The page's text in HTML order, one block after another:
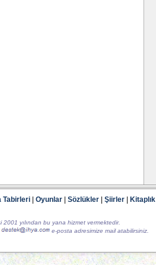
Tabirleri Oyunlar Sözlükler Şiirler Kitaplık
2001 yılından bu yana hizmet vermektedir.
e-posta adresimize mail atabilirsiniz.